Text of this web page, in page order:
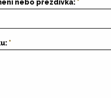
nebo přezdívka: